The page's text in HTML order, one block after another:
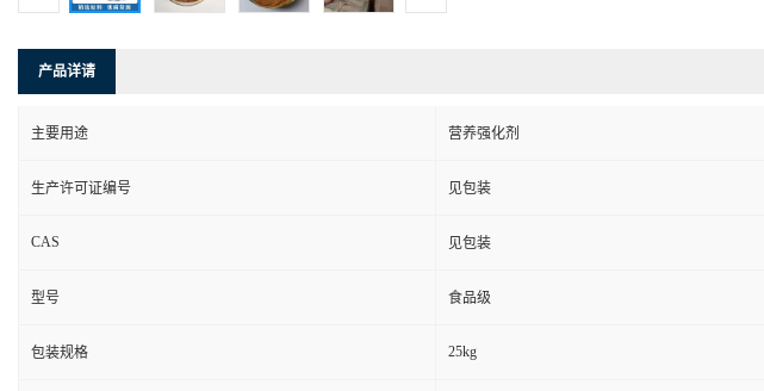
产品详请
主要用途 营养强化剂
生产许可证编号 见包装
CAS 见包装
型号 食品级
包装规格 25kg